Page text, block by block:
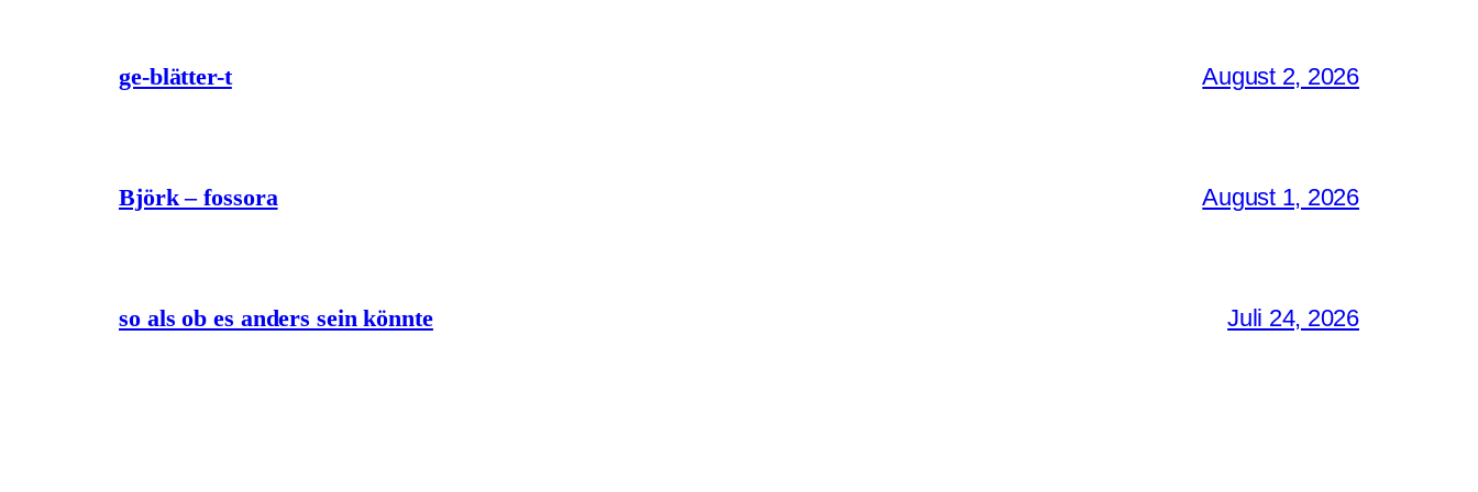
ge-blätter-t August 2, 2026
Björk – fossora August 1, 2026
so als ob es anders sein könnte Juli 24, 2026